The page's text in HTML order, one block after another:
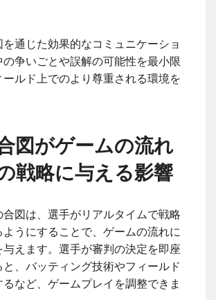
を通じた効果的なコミュニケーショ
の争いごとや誤解の可能性を最小限
ールド上でのより尊重される環境を
図がゲームの流れ
戦略に与える影響
合図は、選手がリアルタイムで戦略
ようにすることで、ゲームの流れに
与えます。選手が審判の決定を即座
と、バッティング技術やフィールド
など、ゲームプレイを調整できま